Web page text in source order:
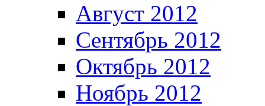
Август 2012
Сентябрь 2012
Октябрь 2012
Ноябрь 2012